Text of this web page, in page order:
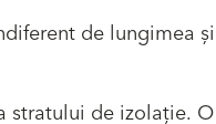
de lungimea
de izolație.